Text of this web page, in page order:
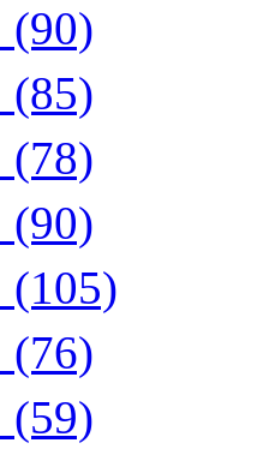
(90)
(85)
(78)
(90)
(105)
(76)
(59)